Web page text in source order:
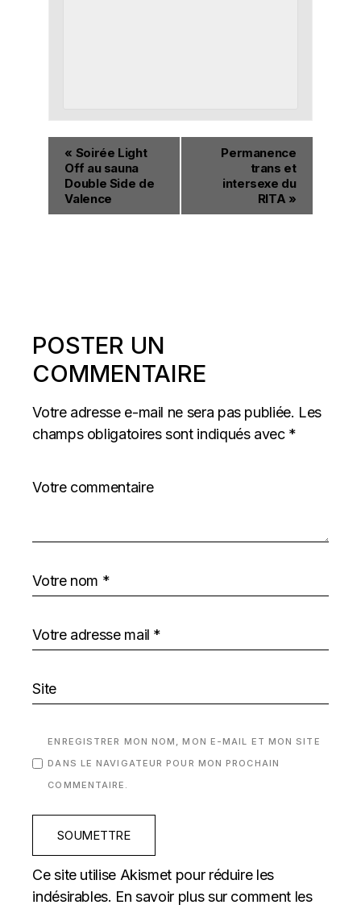
« Soirée Light
Off au sauna
Double Side de
Valence
Permanence
trans et
intersexe du
RITA »
POSTER UN
COMMENTAIRE
Votre adresse e-mail ne sera pas publiée. Les
champs obligatoires sont indiqués avec *
ENREGISTRER MON NOM, MON E-MAIL ET MON SITE
DANS LE NAVIGATEUR POUR MON PROCHAIN
COMMENTAIRE.
SOUMETTRE
Ce site utilise Akismet pour réduire les
indésirables. En savoir plus sur comment les